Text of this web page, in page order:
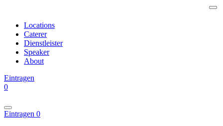
Locations
Caterer
Dienstleister
Speaker
About
Eintragen
0
Eintragen 0